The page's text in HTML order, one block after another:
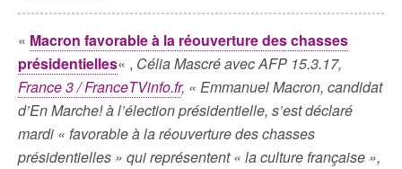
« Macron favorable à la réouverture des chasses
présidentielles« , Célia Mascré avec AFP 15.3.17,
France 3 / FranceTVinfo.fr, « Emmanuel Macron, candidat
d’En Marche! à l’élection présidentielle, s’est déclaré
mardi « favorable à la réouverture des chasses
présidentielles » qui représentent « la culture française »,